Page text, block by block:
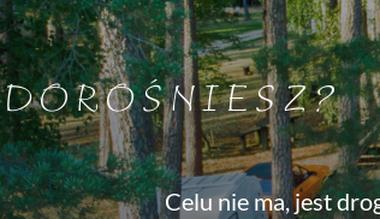
DOROŚNIESZ?
Celu nie ma, jest